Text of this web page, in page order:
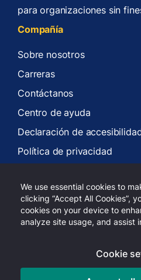
We use essential cookies to
clicking “Accept All Cookies”,
cookies on your device to
analyze site usage, and assist
Cookie
para organizaciones sin
Compañía
Sobre nosotros
Carreras
Contáctanos
Centro de ayuda
Declaración de
Política de privacidad